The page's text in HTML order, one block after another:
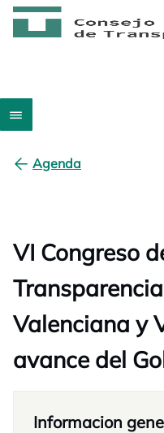
Agenda
VI Congreso
Valenciana y
avance del
Informacion